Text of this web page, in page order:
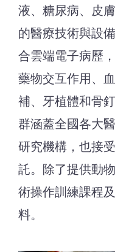
液、糖尿病、皮
的醫療技術與設
合雲端電子病歷
藥物交互作用、
補、牙植體和骨
群涵蓋全國各大
研究機構，也接
託。除了提供動
術操作訓練課程
料。